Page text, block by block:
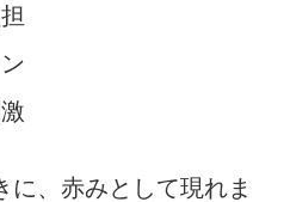
に、赤みとして現れま